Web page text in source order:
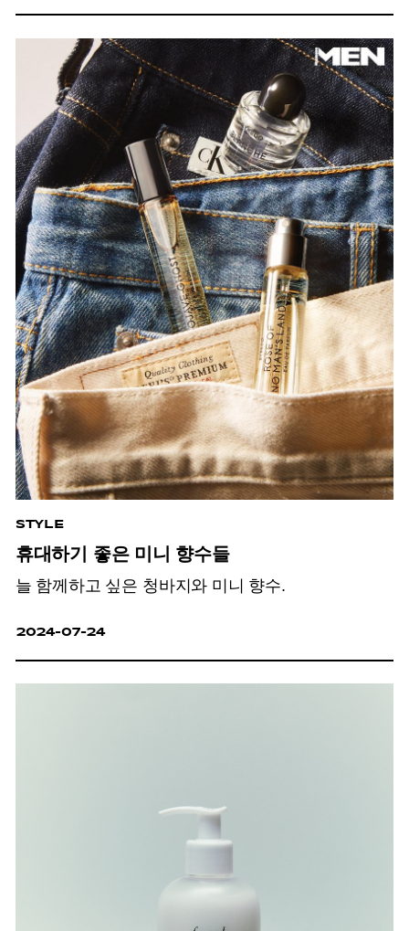
STYLE
휴대하기 좋은 미니 향수들
늘 함께하고 싶은 청바지와 미니 향수.
2024-07-24